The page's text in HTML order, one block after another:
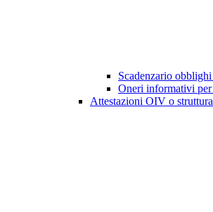
Scadenzario
Oneri informativi
Attestazioni OIV o